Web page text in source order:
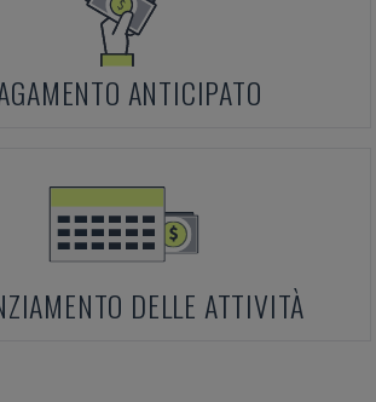
ANTICIPATO
DELLE ATTIVITÀ